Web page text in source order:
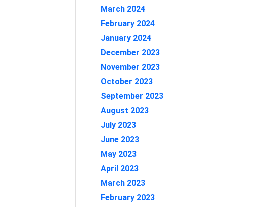
March 2024
February 2024
January 2024
December 2023
November 2023
October 2023
September 2023
August 2023
July 2023
June 2023
May 2023
April 2023
March 2023
February 2023